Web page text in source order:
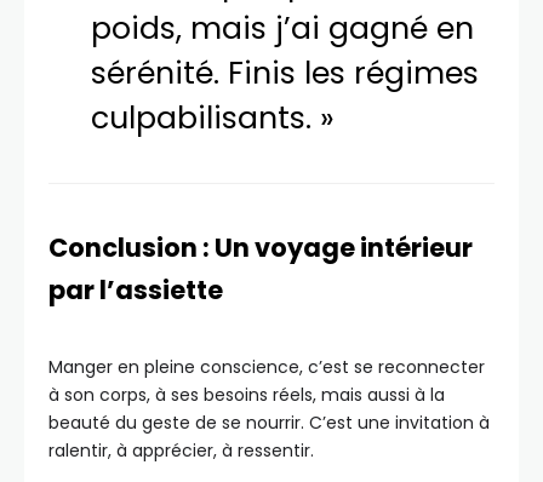
poids, mais j’ai gagné en
sérénité. Finis les régimes
culpabilisants. »
Conclusion : Un voyage intérieur
par l’assiette
Manger en pleine conscience, c’est se reconnecter
à son corps, à ses besoins réels, mais aussi à la
beauté du geste de se nourrir. C’est une invitation à
ralentir, à apprécier, à ressentir.